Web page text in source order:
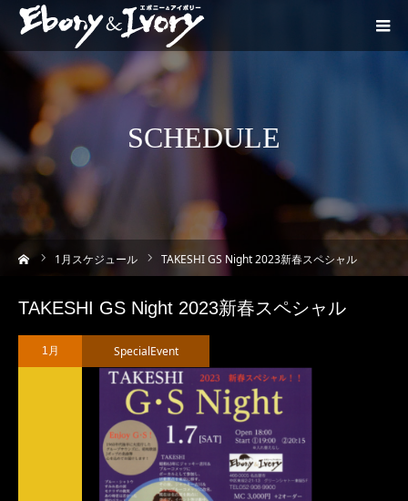
SCHEDULE
1 月スケジュール TAKESHI GS Night 2023新春スペシャル
TAKESHI GS Night 2023新春スペシャル
1月 SpecialEvent